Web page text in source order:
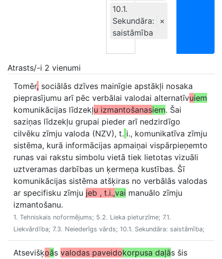
10.1.
Sekundāra:
saistāmība
×
Atrasts/-i 2 vienumi
Tomēr, sociālās dzīves mainīgie apstākļi nosaka
pieprasījumu arī pēc verbālai valodai alternatīvuiem
komunikācijas līdzekļu izmantošanasiem. Šai
saziņas līdzekļu grupai pieder arī nedzirdīgo
cilvēku zīmju valoda (NZV), t. i., komunikatīva zīmju
sistēma, kurā informācijas apmaiņai vispārpieņemto
runas vai rakstu simbolu vietā tiek lietotas vizuāli
uztveramas darbības un ķermeņa kustības. Šī
komunikācijas sistēma atšķiras no verbālās valodas
ar specifisku zīmju jeb , t.i.,vai manuālo zīmju
izmantošanu.
1. Tehniskais noformējums; 5.2. Lieka pieturzīme; 7.1.
Liekvārdība; 7.3. Neiederīgs vārds; 10.1. Sekundāra: saistāmība;
Atsevišķoās valodas paveidokorpusa daļās šis